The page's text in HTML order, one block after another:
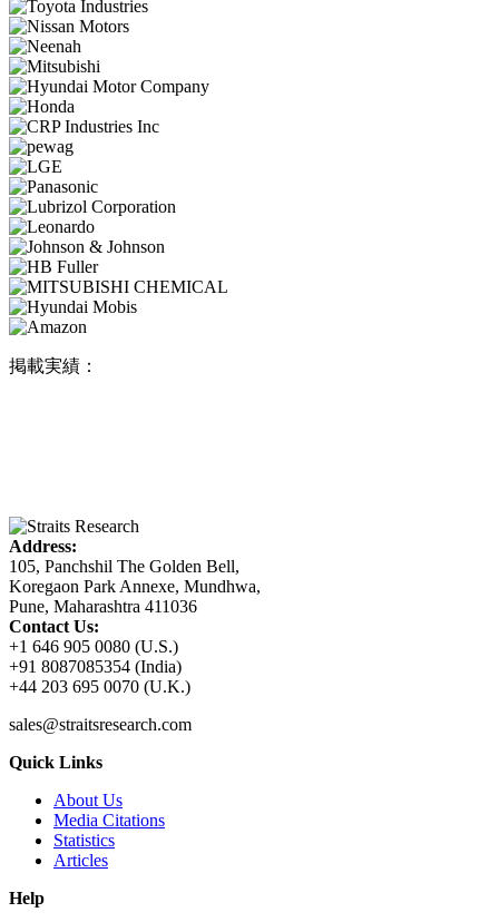
掲載実績：
Address:
105, Panchshil The Golden Bell,
Koregaon Park Annexe, Mundhwa,
Pune, Maharashtra 411036
Contact Us:
+1 646 905 0080 (U.S.)
+91 8087085354 (India)
+44 203 695 0070 (U.K.)
sales@straitsresearch.com
Quick Links
About Us
Media Citations
Statistics
Articles
Help